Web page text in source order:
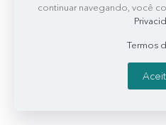
continuar navegando, você
Termos